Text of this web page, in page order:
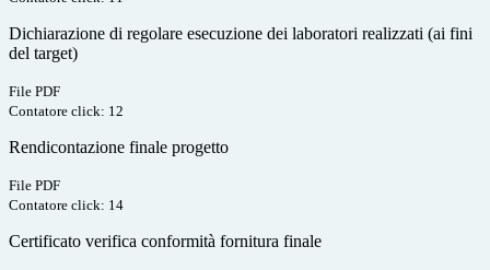
Dichiarazione di regolare esecuzione dei laboratori realizzati (ai fini
del target)
File PDF
Contatore click: 12
Rendicontazione finale progetto
File PDF
Contatore click: 14
Certificato verifica conformità fornitura finale